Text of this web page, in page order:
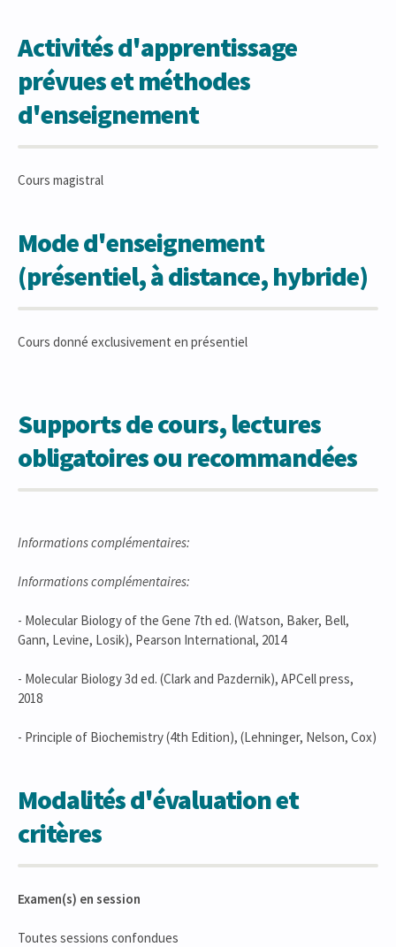
Activités d'apprentissage
prévues et méthodes
d'enseignement
Cours magistral
Mode d'enseignement
(présentiel, à distance, hybride)
Cours donné exclusivement en présentiel
Supports de cours, lectures
obligatoires ou recommandées
Informations complémentaires:
Informations complémentaires:
- Molecular Biology of the Gene 7th ed. (Watson, Baker, Bell,
Gann, Levine, Losik), Pearson International, 2014
- Molecular Biology 3d ed. (Clark and Pazdernik), APCell press,
2018
- Principle of Biochemistry (4th Edition), (Lehninger, Nelson, Cox)
Modalités d'évaluation et
critères
Examen(s) en session
Toutes sessions confondues